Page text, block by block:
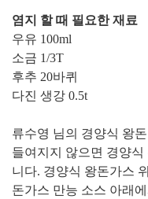
염지 할 때 필요한 재료
우유 100ml
소금 1/3T
후추 20바퀴
다진 생강 0.5t
류수영 님의 경양식 왕
들여지지 않으면 경양
니다. 경양식 왕돈가스
돈가스 만능 소스 아래